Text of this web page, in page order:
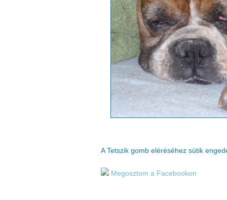
A Tetszik gomb eléréséhez sütik
Megosztom a Facebookon